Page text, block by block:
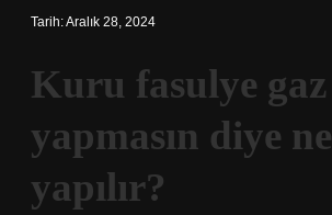
Tarih: Aralık 28, 2024
Kuru fasulye gaz
yapmasın diye ne
yapılır?